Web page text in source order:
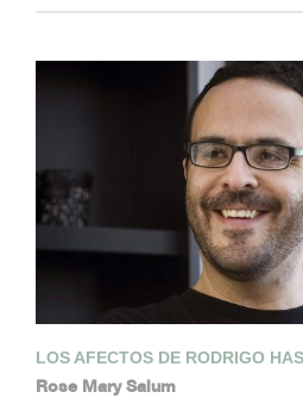
LOS AFECTOS DE RODRIGO
Rose Mary Salum